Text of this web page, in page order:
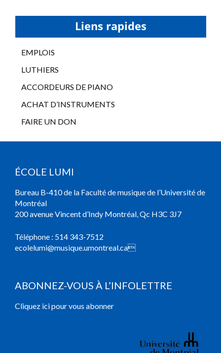
Liens rapides
EMPLOIS
LUTHIERS
ACCORDEURS DE PIANO
ACHAT D’INSTRUMENTS
FAIRE UN DON
ÉCOLE LUMI
Bureau B-410 de la Faculté de musique de l’Université de
Montréal
200 avenue Vincent d’Indy Montréal, Qc H3C 3J7
Téléphone : 514 343-7512
ecolelumi@musique.umontreal.ca
ABONNEZ-VOUS À L’INFOLETTRE
Cliquez ici pour vous abonner